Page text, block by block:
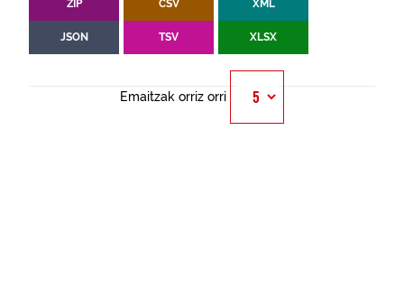
ZIP CSV XML
JSON TSV XLSX
Emaitzak orriz orri